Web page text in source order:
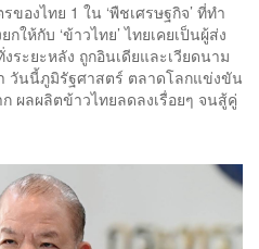
องไทย 1 ใน ‘พืชเศรษฐกิจ’ ที่ทำ
ให้กับ ‘ข้าวไทย’ ไทยเคยเป็นผู้ส่ง
ระยะหลัง ถูกอินเดียและเวียดนาม
วันนี้ภูมิรัฐศาสตร์ ตลาดโลกแข่งขัน
ผลผลิตข้าวไทยลดลงเรื่อยๆ จนสู้คู่